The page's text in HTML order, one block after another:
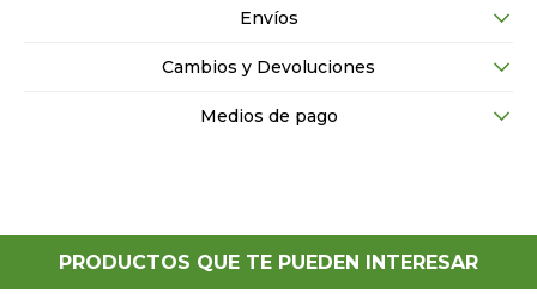
Envíos
Cambios y Devoluciones
Medios de pago
PRODUCTOS QUE TE PUEDEN INTERESAR